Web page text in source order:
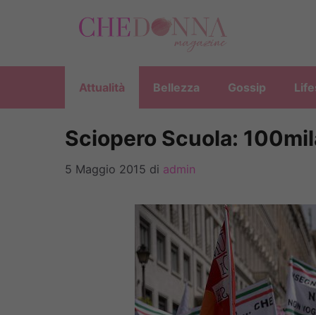
Attualità Bellezza Gossip
Sciopero Scuola:
5 Maggio 2015 di admin